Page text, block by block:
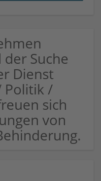
Suche
Dienst
Politik /
sich
von